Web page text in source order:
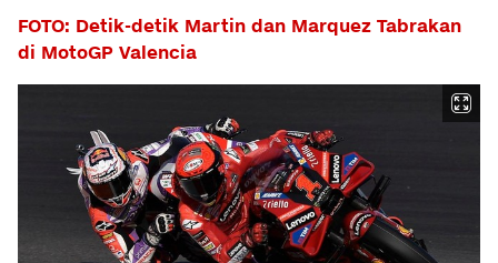
FOTO: Detik-detik Martin dan Marquez Tabrakan
di MotoGP Valencia